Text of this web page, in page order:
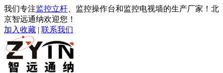
我们专注监控立杆 、监控操作台和监控电视墙的生产厂家！北
京智远通纳欢迎您！
加入收藏 | 联系我们